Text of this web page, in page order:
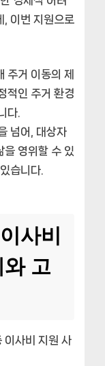
, 이번 지원으로
주거 이동의 제
적인 주거 환경
다.
넘어, 대상자
을 영위할 수 있
습니다.
사비
고
이사비 지원 사